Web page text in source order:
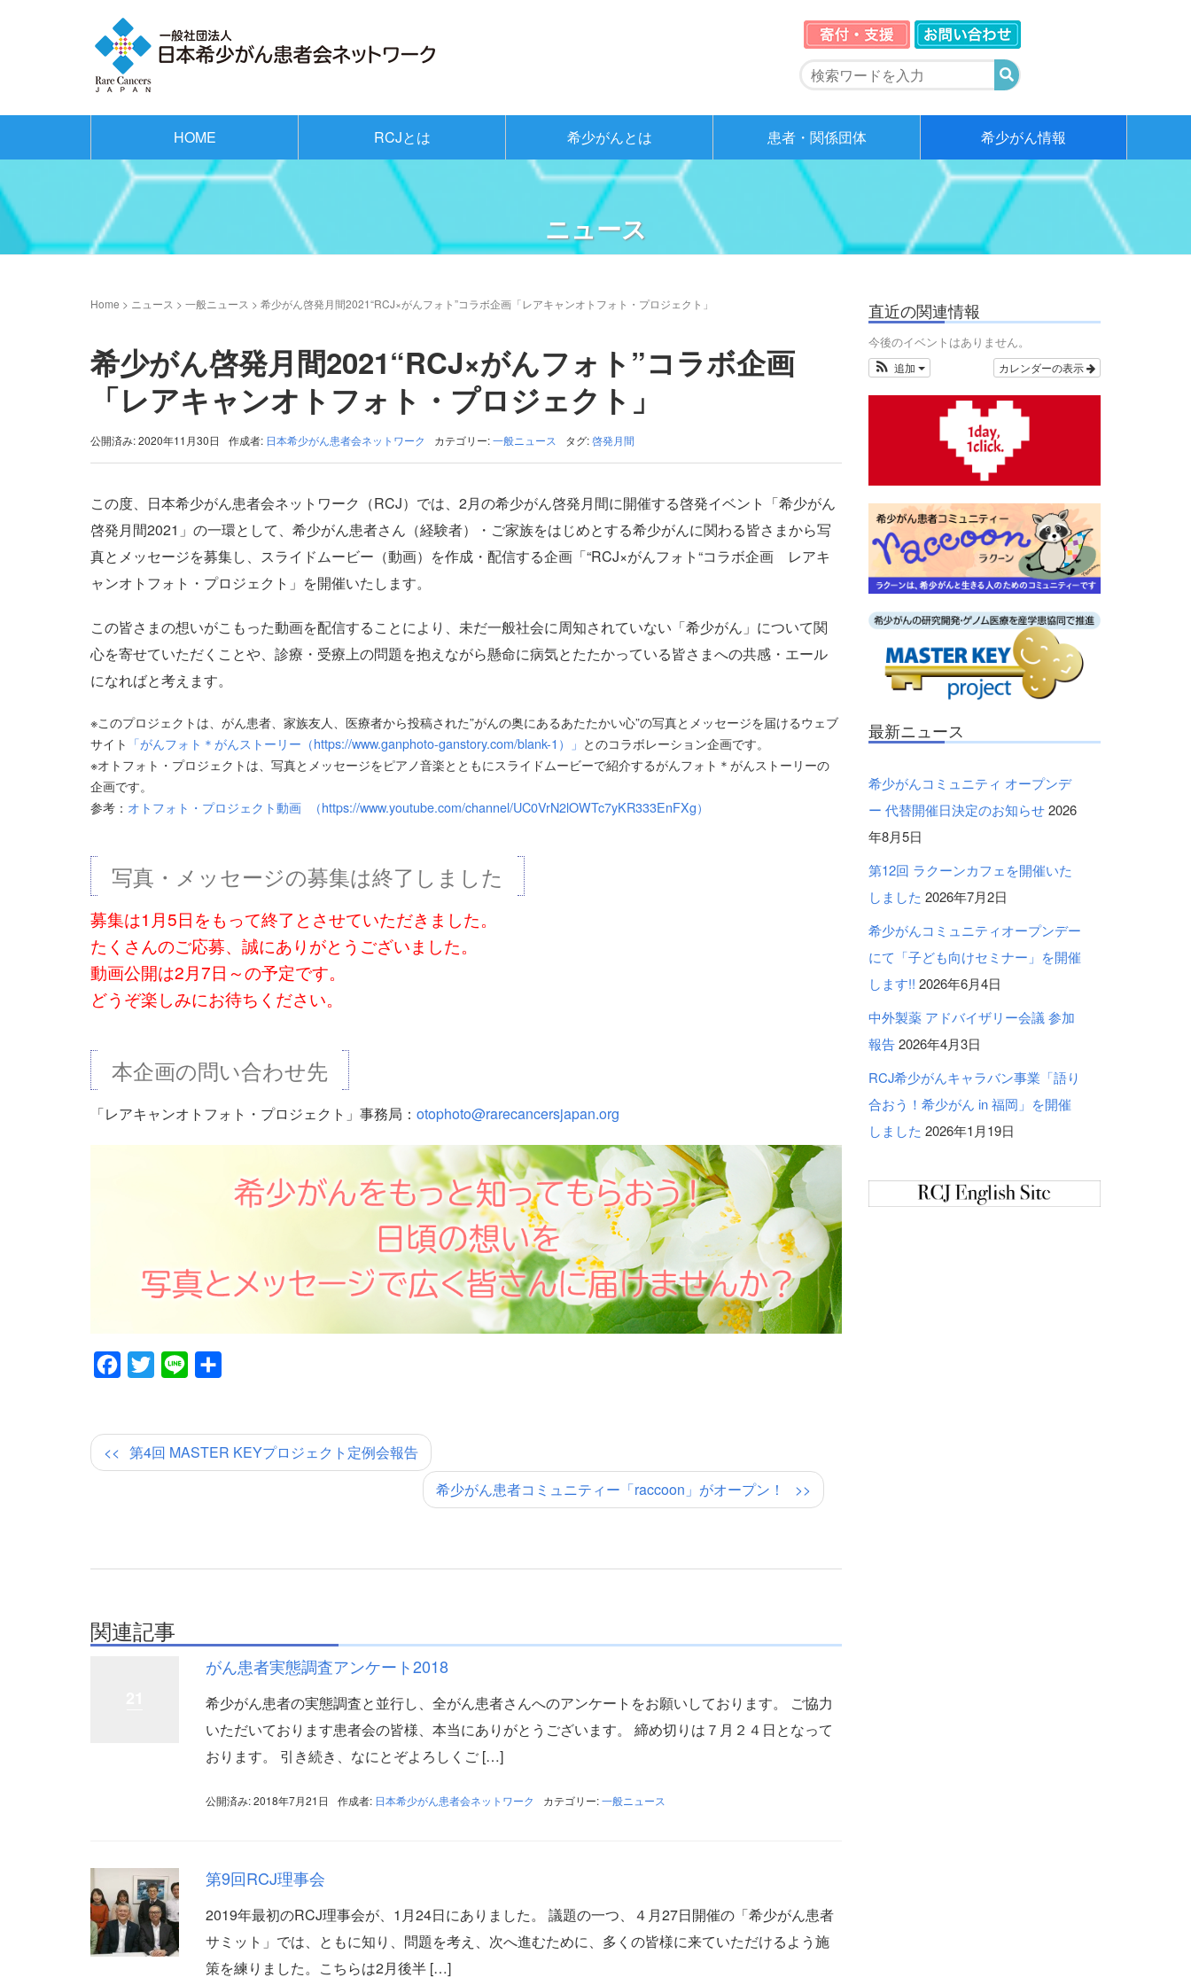
HOME RCJとは 希少がんとは 患者・関係団体 希少がん情報
ニュース
Home > ニュース > 一般ニュース > 希少がん啓発月間2021“RCJ×がんフォト”コラボ企画「レアキャンオトフォト・プロジェクト」
希少がん啓発月間2021“RCJ×がんフォト”コラボ企画
「レアキャンオトフォト・プロジェクト」
公開済み: 2020年11月30日 作成者: 日本希少がん患者会ネットワーク カテゴリー:一般ニュース タグ:啓発月間
この度、日本希少がん患者会ネットワーク（RCJ）では、2月の希少がん啓発月間に開催する啓発イベント「希少がん
啓発月間2021」の一環として、希少がん患者さん（経験者）・ご家族をはじめとする希少がんに関わる皆さまから写
真とメッセージを募集し、スライドムービー（動画）を作成・配信する企画「“RCJ×がんフォト“コラボ企画 レアキ
ャンオトフォト・プロジェクト」を開催いたします。
この皆さまの想いがこもった動画を配信することにより、未だ一般社会に周知されていない「希少がん」について関
心を寄せていただくことや、診療・受療上の問題を抱えながら懸命に病気とたたかっている皆さまへの共感・エール
になればと考えます。
※このプロジェクトは、がん患者、家族友人、医療者から投稿された”がんの奥にあるあたたかい心”の写真とメッセージを届けるウェブ
サイト 「がんフォト＊がんストーリー（https://www.ganphoto-ganstory.com/blank-1）」 とのコラボレーション企画です。
※オトフォト・プロジェクトは、写真とメッセージをピアノ音楽とともにスライドムービーで紹介するがんフォト＊がんストーリーの
企画です。
参考： オトフォト・プロジェクト動画 （https://www.youtube.com/channel/UC0VrN2lOWTc7yKR333EnFXg）
写真・メッセージの募集は終了しました
募集は1月5日をもって終了とさせていただきました。
たくさんのご応募、誠にありがとうございました。
動画公開は2月7日～の予定です。
どうぞ楽しみにお待ちください。
本企画の問い合わせ先
「レアキャンオトフォト・プロジェクト」事務局： otophoto@rarecancersjapan.org
Facebook
Twitter Line
第4回 MASTER KEYプロジェクト定例会報告
希少がん患者コミュニティー「raccoon」がオープン！
関連記事
がん患者実態調査アンケート2018
希少がん患者の実態調査と並行し、全がん患者さんへのアンケートをお願いしております。 ご協力
いただいております患者会の皆様、本当にありがとうございます。 締め切りは７月２４日となって
おります。 引き続き、なにとぞよろしくご […]
公開済み: 2018年7月21日 作成者: 日本希少がん患者会ネットワーク カテゴリー:一般ニュース
第9回RCJ理事会
2019年最初のRCJ理事会が、1月24日にありました。 議題の一つ、４月27日開催の「希少がん患者
サミット」では、ともに知り、問題を考え、次へ進むために、多くの皆様に来ていただけるよう施
策を練りました。こちらは2月後半 […]
直近の関連情報
今後のイベントはありません。
カレンダーの表示
追加
最新ニュース
希少がんコミュニティ オープンデ
ー 代替開催日決定のお知らせ 2026
年8月5日
第12回 ラクーンカフェを開催いた
しました 2026年7月2日
希少がんコミュニティオープンデー
にて「子ども向けセミナー」を開催
します!! 2026年6月4日
中外製薬 アドバイザリー会議 参加
報告 2026年4月3日
RCJ希少がんキャラバン事業「語り
合おう！希少がん in 福岡」を開催
しました 2026年1月19日